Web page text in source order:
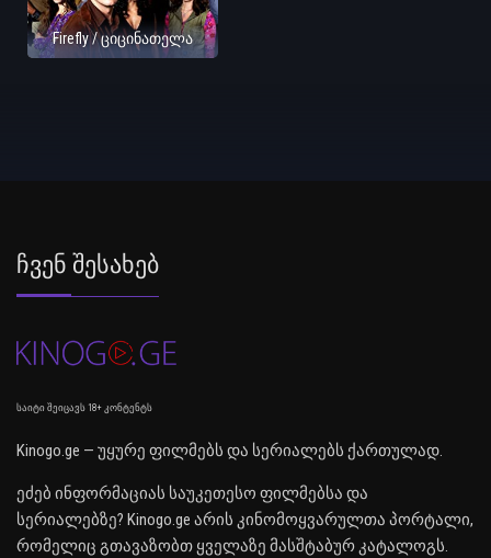
Firefly / ციცინათელა
Ჩვენ Შესახებ
საიტი შეიცავს 18+ კონტენტს
Kinogo.ge — უყურე ფილმებს და სერიალებს ქართულად.
ეძებ ინფორმაციას საუკეთესო ფილმებსა და
სერიალებზე? Kinogo.ge არის კინომოყვარულთა პორტალი,
რომელიც გთავაზობთ ყველაზე მასშტაბურ კატალოგს.